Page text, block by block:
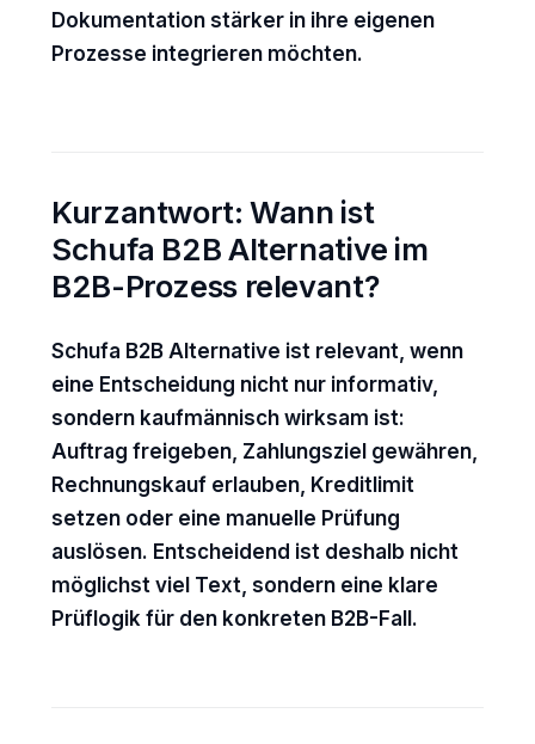
Dokumentation stärker in ihre eigenen
Prozesse integrieren möchten.
Kurzantwort: Wann ist
Schufa B2B Alternative im
B2B-Prozess relevant?
Schufa B2B Alternative ist relevant, wenn
eine Entscheidung nicht nur informativ,
sondern kaufmännisch wirksam ist:
Auftrag freigeben, Zahlungsziel gewähren,
Rechnungskauf erlauben, Kreditlimit
setzen oder eine manuelle Prüfung
auslösen. Entscheidend ist deshalb nicht
möglichst viel Text, sondern eine klare
Prüflogik für den konkreten B2B-Fall.